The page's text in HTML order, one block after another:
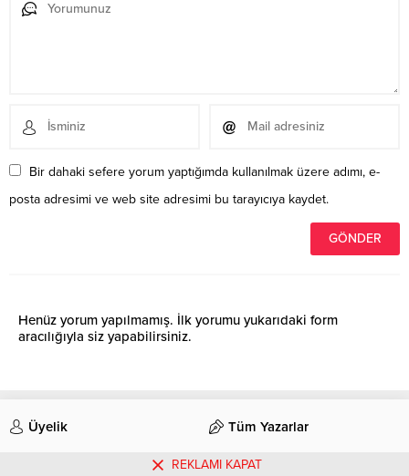
Bir dahaki sefere yorum yaptığımda kullanılmak üzere adımı, e-
posta adresimi ve web site adresimi bu tarayıcıya kaydet.
Henüz yorum yapılmamış. İlk yorumu yukarıdaki form
aracılığıyla siz yapabilirsiniz.
Üyelik Tüm Yazarlar
REKLAMI KAPAT